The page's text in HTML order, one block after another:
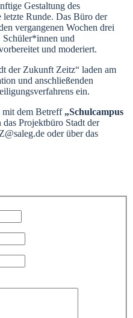
Gestaltung des
letzte Runde. Das Büro der
vergangenen Wochen drei
und
und moderiert.
der Zukunft Zeitz“ laden am
und anschließenden
ein.
mit dem Betreff „Schulcampus
das Projektbüro Stadt der
oder über das